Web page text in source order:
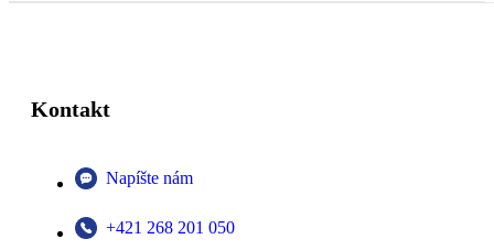
Kontakt
Napíšte nám
+421 268 201 050